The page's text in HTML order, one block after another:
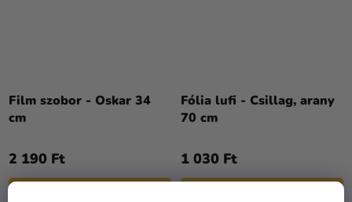
Film szobor - Oskar 34
cm
2 190 Ft
Fólia lufi - Csillag, arany
70 cm
1 030 Ft